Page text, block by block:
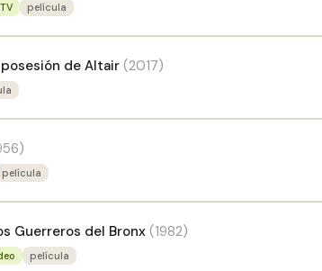
película
posesión de Altair (2017)
película
Guerreros del Bronx (1982)
película